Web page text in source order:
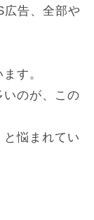
広告、全部や
す。
のが、この
悩まれてい